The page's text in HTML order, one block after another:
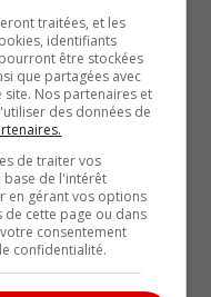
traitées, et les
identifiants
être stockées
que partagées avec
site. Nos partenaires et
des données de
de traiter vos
base de l'intérêt
en gérant vos options
de cette page ou dans
consentement
confidentialité.